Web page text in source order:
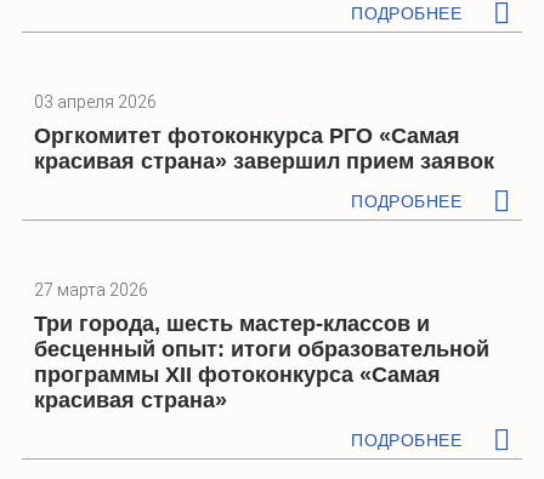
ПОДРОБНЕЕ
03 апреля 2026
Оргкомитет фотоконкурса РГО «Самая
красивая страна» завершил прием заявок
ПОДРОБНЕЕ
27 марта 2026
Три города, шесть мастер-классов и
бесценный опыт: итоги образовательной
программы XII фотоконкурса «Самая
красивая страна»
ПОДРОБНЕЕ